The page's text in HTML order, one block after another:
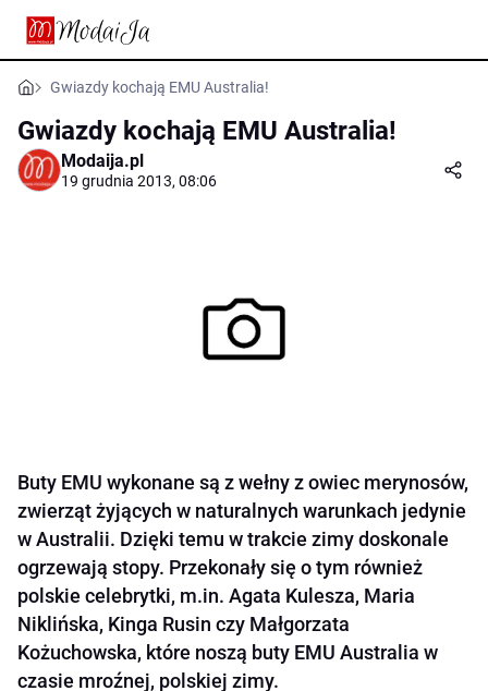
Gwiazdy kochają EMU Australia!
Gwiazdy kochają EMU Australia!
Modaija.pl
19 grudnia 2013, 08:06
Buty EMU wykonane są z wełny z owiec merynosów,
zwierząt żyjących w naturalnych warunkach jedynie
w Australii. Dzięki temu w trakcie zimy doskonale
ogrzewają stopy. Przekonały się o tym również
polskie celebrytki, m.in. Agata Kulesza, Maria
Niklińska, Kinga Rusin czy Małgorzata
Kożuchowska, które noszą buty EMU Australia w
czasie mroźnej, polskiej zimy.